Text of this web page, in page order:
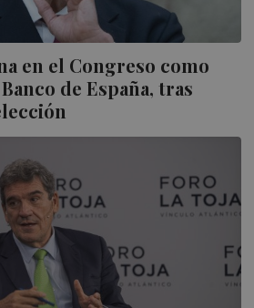
en el Congreso como
de España, tras